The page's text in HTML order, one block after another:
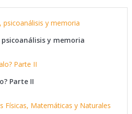
y memoria
Parte II